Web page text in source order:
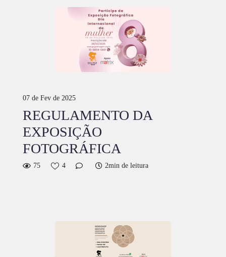
07 de Fev de 2025
REGULAMENTO DA
EXPOSIÇÃO
FOTOGRÁFICA
75 4 2min de leitura